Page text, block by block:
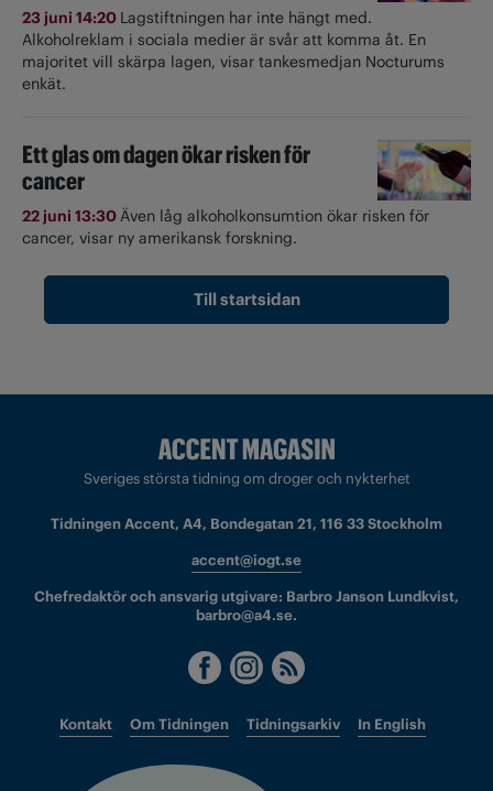
23 juni 14:20 Lagstiftningen har inte hängt med.
Alkoholreklam i sociala medier är svår att komma åt. En
majoritet vill skärpa lagen, visar tankesmedjan Nocturums
enkät.
Ett glas om dagen ökar risken för
cancer
22 juni 13:30Även låg alkoholkonsumtion ökar risken för
cancer, visar ny amerikansk forskning.
Till startsidan
Sveriges största tidning om droger och nykterhet
Tidningen Accent, A4, Bondegatan 21, 116 33 Stockholm
accent@iogt.se
Chefredaktör och ansvarig utgivare: Barbro Janson Lundkvist,
barbro@a4.se.
Kontakt Om Tidningen Tidningsarkiv In English